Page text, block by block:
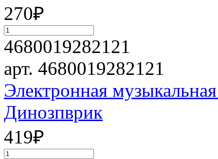
270₽
4680019282121
арт. 4680019282121
Электронная
Динозпврик
419₽